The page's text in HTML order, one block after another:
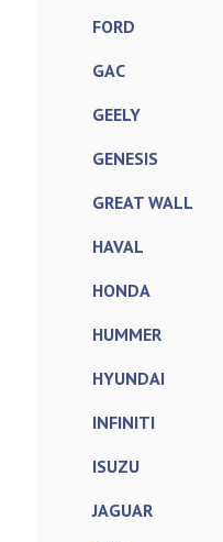
FORD
GAC
GEELY
GENESIS
GREAT WALL
HAVAL
HONDA
HUMMER
HYUNDAI
INFINITI
ISUZU
JAGUAR